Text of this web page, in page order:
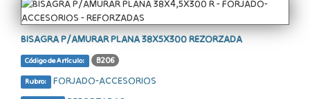
BISAGRA P/AMURAR PLANA 38X5X300 REZORZADA
Código de Artículo: B206
Rubro: FORJADO-ACCESORIOS